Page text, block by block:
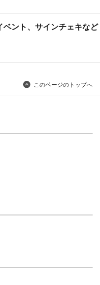
ベント、サインチェキなど
このページのトップへ